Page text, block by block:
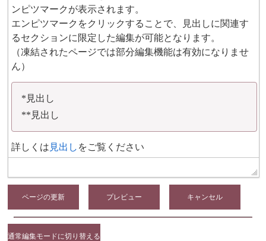
ページの更新
通常編集モードに切り替える